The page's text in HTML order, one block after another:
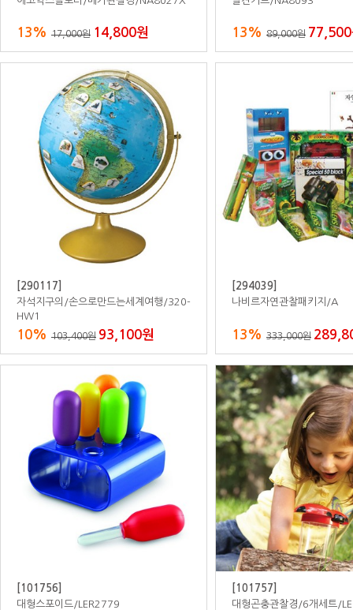
30% 920,000원 644,000원 30% 730,000원
[800094]
자작합판가방옷걸이장/2칸/고래/가운데
20% 650,000원 520,000원
[800117]
자작합판양면일자형칠판/
20% 980,000원
[800311]
자작합판소꿉놀이/그린시리즈/일체형/
[777597]
자작나무시청각장/낮은형/